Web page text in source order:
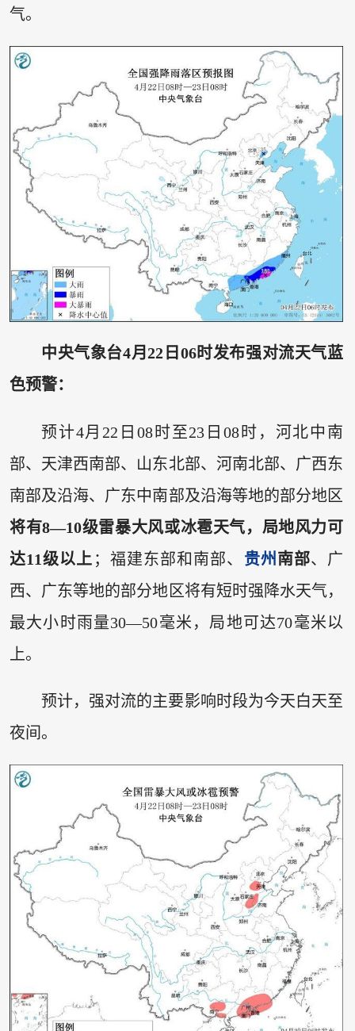
气。
中央气象台4月22日06时发布强对流天气蓝
色预警：
预计4月22日08时至23日08时，河北中南
部、天津西南部、山东北部、河南北部、广西东
南部及沿海、广东中南部及沿海等地的部分地区
将有8—10级雷暴大风或冰雹天气，局地风力可
达11级以上 ；福建东部和南部、 贵州 南部、广
西、广东等地的部分地区将有短时强降水天气，
最大小时雨量30—50毫米，局地可达70毫米以
上。
预计，强对流的主要影响时段为今天白天至
夜间。